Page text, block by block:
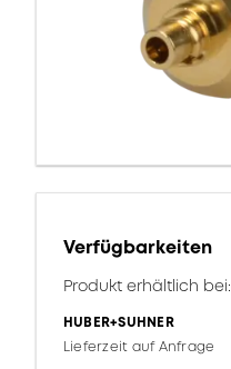
Verfügbarkeiten
Produkt erhältlich bei:
HUBER+SUHNER
Lieferzeit auf Anfrage